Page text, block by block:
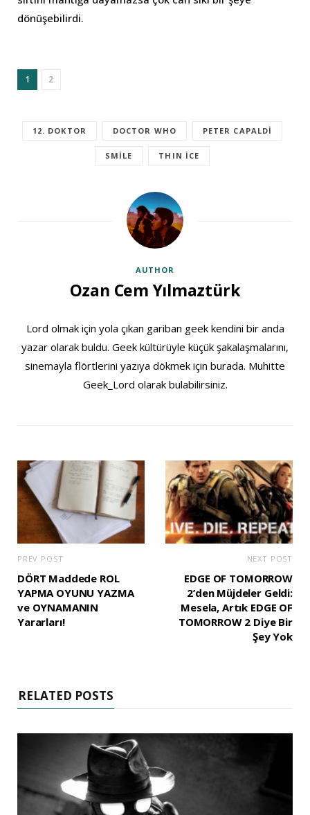
dönüşebilirdi.
1 2
12. DOKTOR DOCTOR WHO PETER CAPALDI
SMILE THIN ICE
AUTHOR
Ozan Cem Yılmaztürk
Lord olmak için yola çıkan gariban geek kendini bir anda
yazar olarak buldu. Geek kültürüyle küçük şakalaşmalarını,
sinemayla flörtlerini yazıya dökmek için burada. Muhitte
Geek_Lord olarak bulabilirsiniz.
PREV POST
DÖRT Maddede ROL
YAPMA OYUNU YAZMA
ve OYNAMANIN
Yararları!
NEXT POST
EDGE OF TOMORROW
2’den Müjdeler Geldi:
Mesela, Artık EDGE OF
TOMORROW 2 Diye Bir
Şey Yok
RELATED POSTS